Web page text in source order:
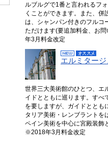
ルブルグで1番と言われるフ
くことができます。また、
は、シャンパン付きのフルコ
ただけます(要追加料金、お
年3月料金改定
エルミター
世界三大美術館のひとつ、エ
イドとともに巡ります。すべ
を要しますが、ガイドととも
タリア美術・レンブラントを
ペイン美術を中心に宮殿装飾
※2018年3月料金改定